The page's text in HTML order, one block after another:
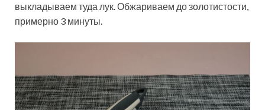
выкладываем туда лук. Обжариваем до золотистости,
примерно 3 минуты.